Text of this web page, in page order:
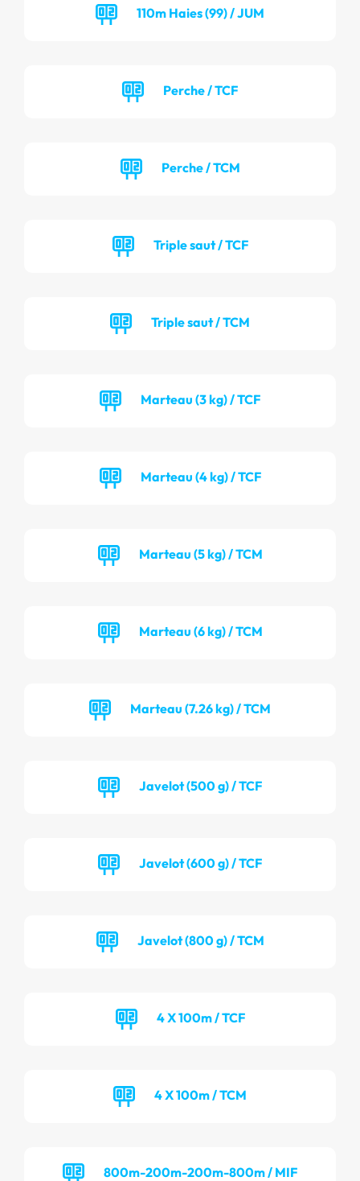
110m Haies (99) / JUM
Perche / TCF
Perche / TCM
Triple saut / TCF
Triple saut / TCM
Marteau (3 kg) / TCF
Marteau (4 kg) / TCF
Marteau (5 kg) / TCM
Marteau (6 kg) / TCM
Marteau (7.26 kg) / TCM
Javelot (500 g) / TCF
Javelot (600 g) / TCF
Javelot (800 g) / TCM
4 X 100m / TCF
4 X 100m / TCM
800m-200m-200m-800m / MIF